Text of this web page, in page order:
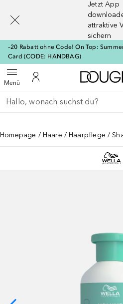
Jetzt App
attraktive
sichern
–20 Rabatt ohne Code! On Top:
Card (CODE: HANDBAG)
MenüMenü öffnenZu Meinem Kundenkonto
Gehe zurück
Suche ausführen
Homepage Haare Haarpflege
[navigation.slideout.screenreader]